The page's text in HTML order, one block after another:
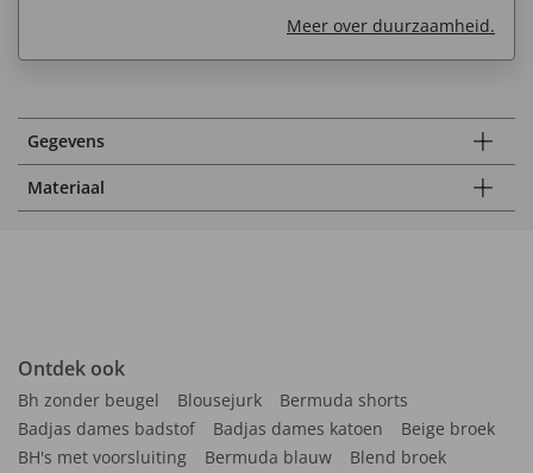
Meer over duurzaamheid.
Gegevens
Materiaal
Ontdek ook
Bh zonder beugel Blousejurk
Bermuda shorts
Badjas dames badstof
Badjas dames katoen
Beige broek
BH's met voorsluiting
Bermuda blauw
Blend broek